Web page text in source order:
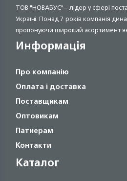
ТОВ "НОВАБУС" – лідер у сфері
Україні. Понад 7 років компанія
пропонуючи широкий асортимент
Информація
Про компанію
Оплата і доставка
Поставщикам
Оптовикам
Патнерам
Контакти
Каталог